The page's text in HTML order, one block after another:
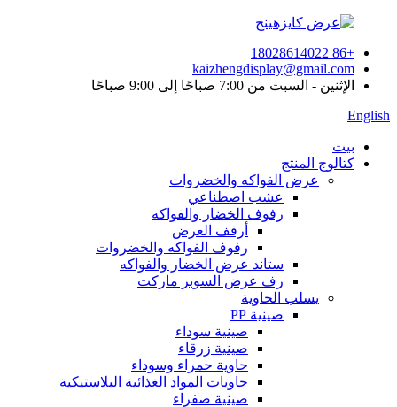
+86 18028614022
kaizhengdisplay@gmail.com
الإثنين - السبت من 7:00 صباحًا إلى 9:00 صباحًا
English
بيت
كتالوج المنتج
عرض الفواكه والخضروات
عشب اصطناعي
رفوف الخضار والفواكه
أرفف العرض
رفوف الفواكه والخضروات
ستاند عرض الخضار والفواكه
رف عرض السوبر ماركت
يسلب الحاوية
صينية PP
صينية سوداء
صينية زرقاء
حاوية حمراء وسوداء
حاويات المواد الغذائية البلاستيكية
صينية صفراء